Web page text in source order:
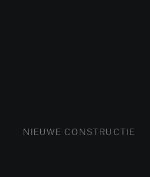
FLATS ENHUIZEN EN
NIEUWE CONSTRUCTIE